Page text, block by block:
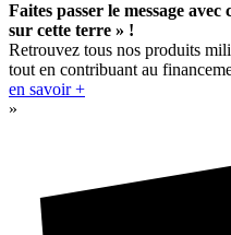
Faites passer le message
sur cette terre » !
Retrouvez tous nos produits
tout en contribuant au
en savoir +
»